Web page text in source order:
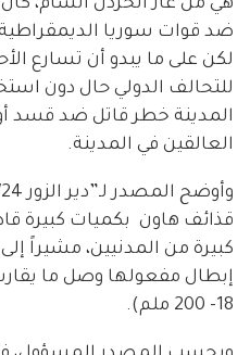
هي من غاز الخردل السام،
ضد قوات سوريا
لكن على ما يبدو أن تسارع
للتحالف الدولي حال دون
المدينة خطر قاتل ضد قسد
العالقين في المدينة.
قذائف هاون بكميات كبيرة
كبيرة من المدنيين، مشيراً
18- 200 ملم).